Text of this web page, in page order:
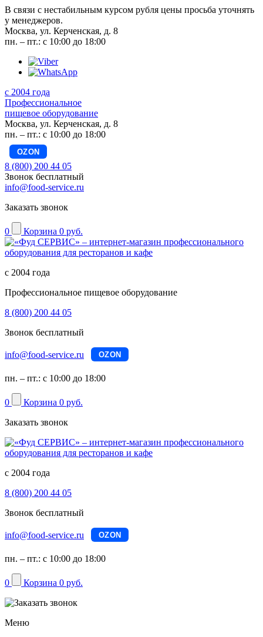
В связи с нестабильным курсом рубля цены просьба уточнять
у менеджеров.
Москва, ул. Керченская, д. 8
пн. – пт.: с 10:00 до 18:00
с 2004 года
Профессиональное
пищевое оборудование
Москва, ул. Керченская, д. 8
пн. – пт.: с 10:00 до 18:00
OZON
8 (800) 200 44 05
Звонок бесплатный
info@food-service.ru
Заказать звонок
0 Корзина 0 руб.
с 2004 года
Профессиональное пищевое оборудование
8 (800) 200 44 05
Звонок бесплатный
info@food-service.ru OZON
пн. – пт.: с 10:00 до 18:00
0 Корзина 0 руб.
Заказать звонок
с 2004 года
8 (800) 200 44 05
Звонок бесплатный
info@food-service.ru OZON
пн. – пт.: с 10:00 до 18:00
0 Корзина 0 руб.
Меню